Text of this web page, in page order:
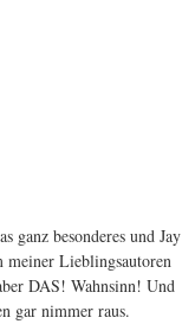
ganz besonderes und Jay
meiner Lieblingsautoren
DAS! Wahnsinn! Und
gar nimmer raus.